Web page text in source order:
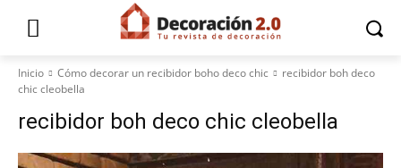
Inicio Cómo decorar un recibidor boho deco chic
recibidor boh deco
chic cleobella
recibidor boh deco chic cleobella